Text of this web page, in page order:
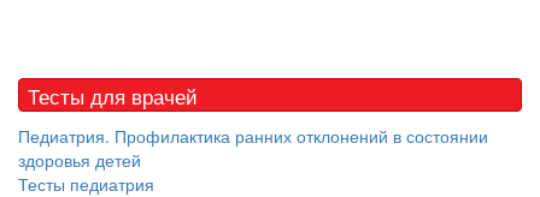
реанимации внесен в Госдуму
Соответствующий
законопроект внесен в
Тесты для врачей
Педиатрия. Профилактика ранних отклонений в состоянии
здоровья детей
Тесты педиатрия